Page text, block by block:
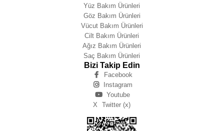
Yüz Bakım Ürünleri
Göz Bakım Ürünleri
Vücut Bakım Ürünleri
Cilt Bakım Ürünleri
Ağız Bakım Ürünleri
Saç Bakım Ürünleri
Bizi Takip Edin
Facebook
Instagram
Youtube
X
Twitter (x)